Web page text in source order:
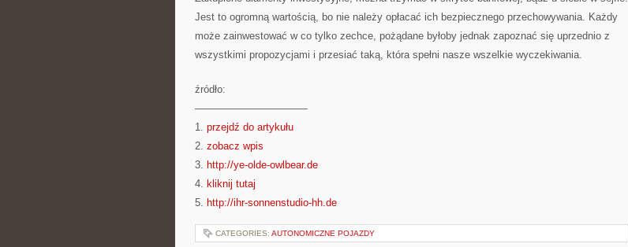
Jest to ogromną wartością, bo nie należy opłacać ich bezpiecznego przechowywania. Każdy
może zainwestować w co tylko zechce, pożądane byłoby jednak zapoznać się uprzednio z
wszystkimi propozycjami i przesiać taką, która spełni nasze wszelkie wyczekiwania.
źródło:
———————————
1. przejdź do artykułu
2. zobacz wpis
3. http://ye-olde-owlbear.de
4. kliknij tutaj
5. http://ihr-sonnenstudio-hh.de
CATEGORIES: AUTONOMICZNE POJAZDY